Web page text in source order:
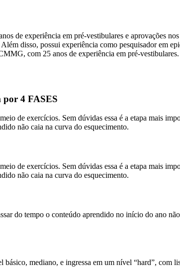
de experiência em pré-vestibulares e aprovações
disso, possui experiência como pesquisador em
com 25 anos de experiência em pré-
por 4 FASES
de exercícios. Sem dúvidas essa é a etapa mais
não caia na curva do esquecimento.
de exercícios. Sem dúvidas essa é a etapa mais
não caia na curva do esquecimento.
do tempo o conteúdo aprendido no início do ano
mediano, e ingressa em um nível “hard”, com